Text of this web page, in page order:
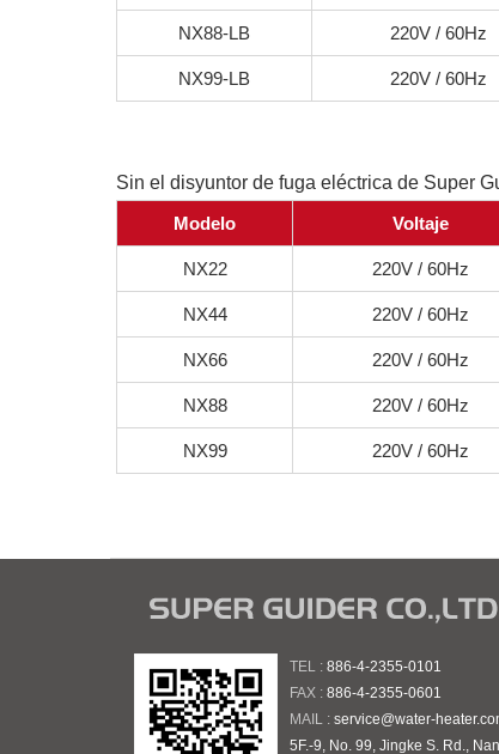
NX88-LB 220V / 60Hz
NX99-LB 220V / 60Hz
Sin el disyuntor de fuga eléctrica de Super
Modelo
Voltaje
NX22 220V / 60Hz
NX44 220V / 60Hz
NX66 220V / 60Hz
NX88 220V / 60Hz
NX99 220V / 60Hz
TEL : 886-4-2355-0101
FAX : 886-4-2355-0601
MAIL : service@water-
5F.-9, No. 99, Jingke S. Rd.,